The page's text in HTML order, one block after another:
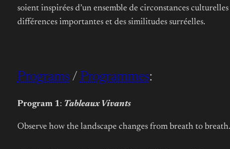
soient inspirées d’un ensemble de circonstances
différences importantes et des similitudes surréelles.
Programs / Programmes:
Program 1: Tableaux Vivants
Observe how the landscape changes from breath to